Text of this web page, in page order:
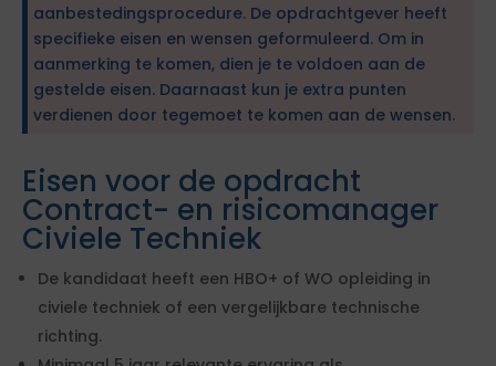
aanbestedingsprocedure. De opdrachtgever heeft
specifieke eisen en wensen geformuleerd. Om in
aanmerking te komen, dien je te voldoen aan de
gestelde eisen. Daarnaast kun je extra punten
verdienen door tegemoet te komen aan de wensen.
Eisen voor de opdracht
Contract- en risicomanager
Civiele Techniek
De kandidaat heeft een HBO+ of WO opleiding in
civiele techniek of een vergelijkbare technische
richting.